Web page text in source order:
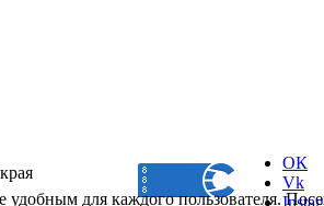
ОК
Vk
для каждого пользователя.